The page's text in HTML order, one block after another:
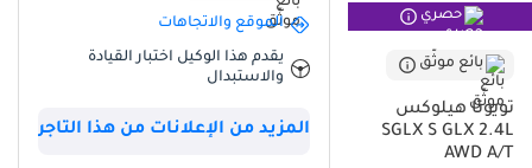
حصري
بائع موثّق
تويوتا هيلوكس
SGLX S GLX 2.4L
AWD A/T
الموقع والاتجاهات
يقدم هذا الوكيل اختبار القيادة
والاستبدال
المزيد من الإعلانات من هذا التاجر
ملخص
تُعدّ سيارة تويوتا هايلكس SGLX موديل 2024 هذه من أكثر الخيارات
العملية والقيمة في السوق، فهي تتميز بجودة تكاد تكون جديدة مع عداد
كيلومترات أقل بكثير من المتوسط بالنسبة لسيارات العمل في دول
مجلس التعاون الخليجي. بلونها الأبيض، تُصنّف هذه السيارة ضمن فئة